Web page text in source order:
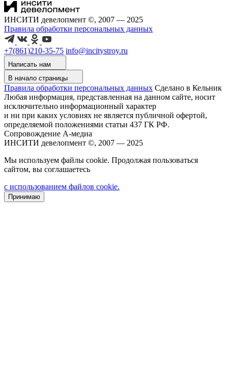
ИНСИТИ девелопмент ©, 2007 — 2025
Правила обработки персональных данных
+7(861)210-35-75 info@incitystroy.ru
Написать нам
В начало страницы
Правила обработки персональных данных Сделано в Кельник
Любая информация, представленная на данном сайте, носит
исключительно информационный характер
и ни при каких условиях не является публичной офертой,
определяемой положениями статьи 437 ГК РФ.
Сопровождение А-медиа
ИНСИТИ девелопмент ©, 2007 — 2025
Мы используем файлы cookie. Продолжая пользоваться
сайтом, вы соглашаетесь
с использованием файлов cookie.
Принимаю